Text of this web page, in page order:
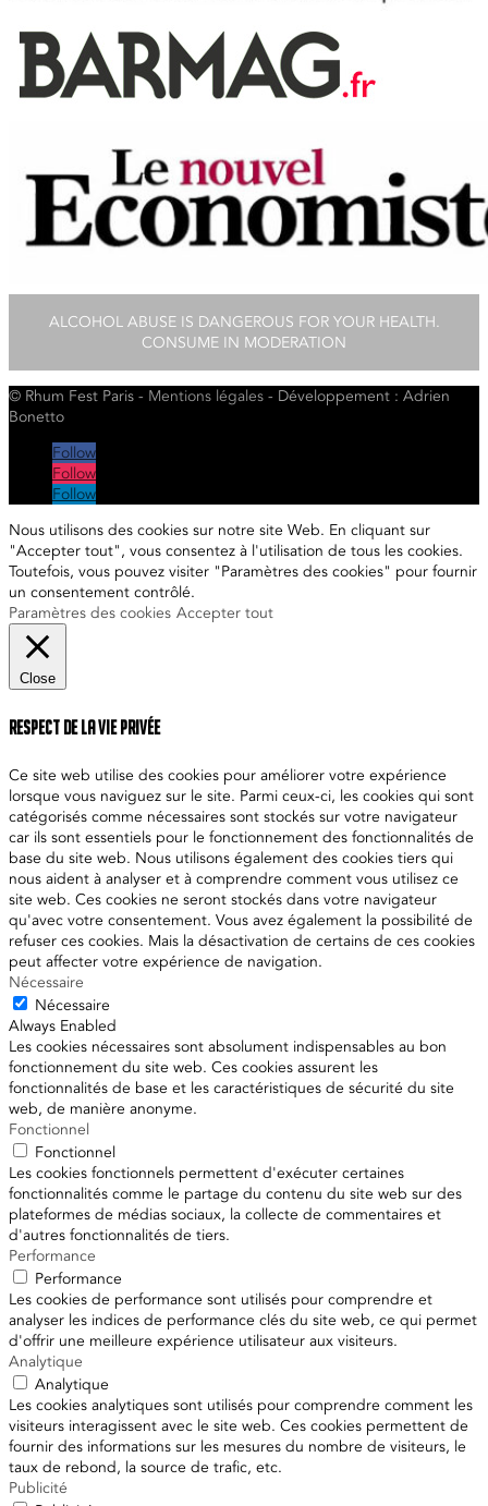
ALCOHOL ABUSE IS DANGEROUS FOR YOUR HEALTH.
CONSUME IN MODERATION
© Rhum Fest Paris - Mentions légales - Développement : Adrien
Bonetto
Follow
Follow
Follow
Nous utilisons des cookies sur notre site Web. En cliquant sur
"Accepter tout", vous consentez à l'utilisation de tous les cookies.
Toutefois, vous pouvez visiter "Paramètres des cookies" pour fournir
un consentement contrôlé.
Paramètres des cookies Accepter tout
Close
Respect de la vie privée
Ce site web utilise des cookies pour améliorer votre expérience
lorsque vous naviguez sur le site. Parmi ceux-ci, les cookies qui sont
catégorisés comme nécessaires sont stockés sur votre navigateur
car ils sont essentiels pour le fonctionnement des fonctionnalités de
base du site web. Nous utilisons également des cookies tiers qui
nous aident à analyser et à comprendre comment vous utilisez ce
site web. Ces cookies ne seront stockés dans votre navigateur
qu'avec votre consentement. Vous avez également la possibilité de
refuser ces cookies. Mais la désactivation de certains de ces cookies
peut affecter votre expérience de navigation.
Nécessaire
Nécessaire
Always Enabled
Les cookies nécessaires sont absolument indispensables au bon
fonctionnement du site web. Ces cookies assurent les
fonctionnalités de base et les caractéristiques de sécurité du site
web, de manière anonyme.
Fonctionnel
Fonctionnel
Les cookies fonctionnels permettent d'exécuter certaines
fonctionnalités comme le partage du contenu du site web sur des
plateformes de médias sociaux, la collecte de commentaires et
d'autres fonctionnalités de tiers.
Performance
Performance
Les cookies de performance sont utilisés pour comprendre et
analyser les indices de performance clés du site web, ce qui permet
d'offrir une meilleure expérience utilisateur aux visiteurs.
Analytique
Analytique
Les cookies analytiques sont utilisés pour comprendre comment les
visiteurs interagissent avec le site web. Ces cookies permettent de
fournir des informations sur les mesures du nombre de visiteurs, le
taux de rebond, la source de trafic, etc.
Publicité